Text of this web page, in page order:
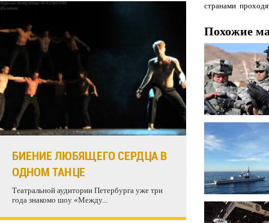
БИЕНИЕ ЛЮБЯЩЕГО СЕРДЦА В
ОДНОМ ТАНЦЕ
Театральной аудитории Петербурга уже три
года знакомо шоу «Между...
странами
Похожие